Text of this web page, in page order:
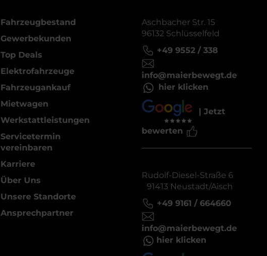
Fahrzeugbestand
Gewerbekunden
Top Deals
Elektrofahrzeuge
Fahrzeugankauf
Mietwagen
Werkstattleistungen
Servicetermin
vereinbaren
Karriere
Über Uns
Unsere Standorte
Ansprechpartner
Aschbacher Str. 15
96132 Schlüsselfeld
+49 9552 / 338
info@maierbewegt.de
hier klicken
| Jetzt
bewerten
Rudolf-Diesel-Straße 6
91413 Neustadt/Aisch
+49 9161 / 664660
info@maierbewegt.de
hier klicken